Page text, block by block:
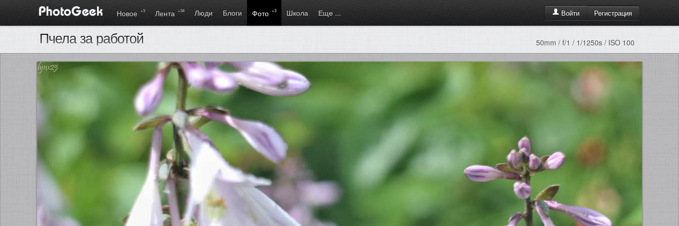
Войти Регистрация
Новое +3 Лента +34 Люди Блоги Фото +3 Школа Еще ...
Пчела за работой 50mm / f/1 / 1/1250s / ISO 100